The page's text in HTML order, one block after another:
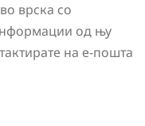
врска со
од њу
на е-пошта